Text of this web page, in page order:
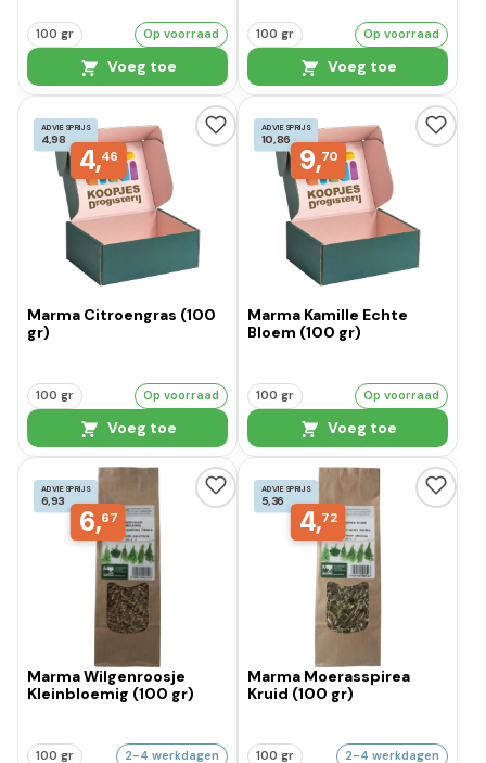
100 gr Op voorraad
Voeg toe
100 gr Op voorraad
Voeg toe
ADVIESPRIJS
4,98
4,46
Marma Citroengras (100
gr)
100 gr Op voorraad
Voeg toe
ADVIESPRIJS
10,86
9,70
Marma Kamille Echte
Bloem (100 gr)
100 gr Op voorraad
Voeg toe
ADVIESPRIJS
6,93
6,67
Marma Wilgenroosje
Kleinbloemig (100 gr)
100 gr 2-4 werkdagen
ADVIESPRIJS
5,36
4,72
Marma Moerasspirea
Kruid (100 gr)
100 gr 2-4 werkdagen